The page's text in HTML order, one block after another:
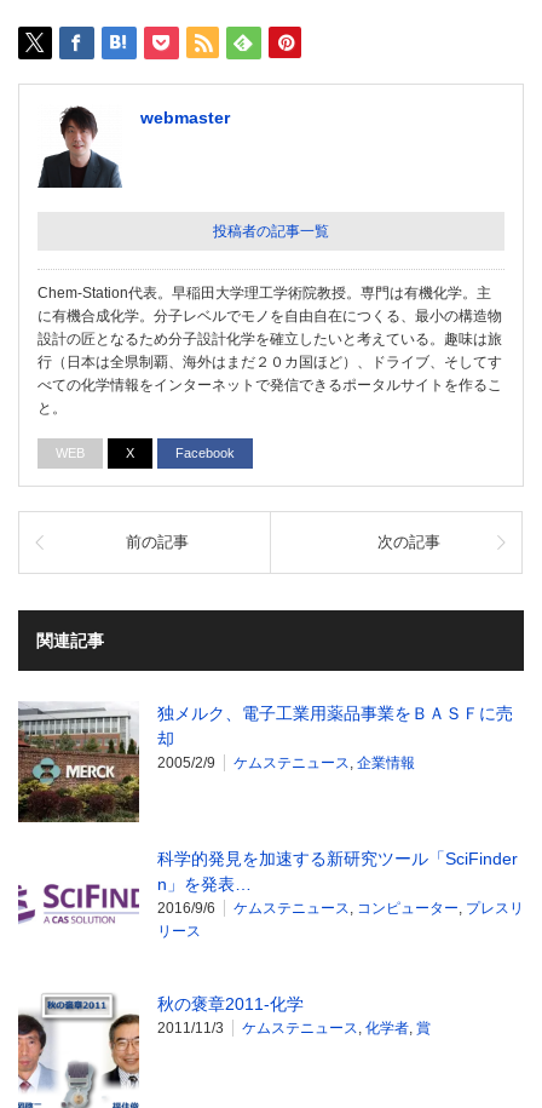
webmaster
投稿者の記事一覧
Chem-Station代表。早稲田大学理工学術院教授。専門は有機化学。主
に有機合成化学。分子レベルでモノを自由自在につくる、最小の構造物
設計の匠となるため分子設計化学を確立したいと考えている。趣味は旅
行（日本は全県制覇、海外はまだ２０カ国ほど）、ドライブ、そしてす
べての化学情報をインターネットで発信できるポータルサイトを作るこ
と。
WEB X Facebook
前の記事 次の記事
関連記事
独メルク、電子工業用薬品事業をＢＡＳＦに売
却
2005/2/9 ケムステニュース 企業情報
科学的発見を加速する新研究ツール「SciFinder
n」を発表…
2016/9/6 ケムステニュース コンピューター プレスリ
リース
秋の褒章2011-化学
2011/11/3 ケムステニュース 化学者 賞